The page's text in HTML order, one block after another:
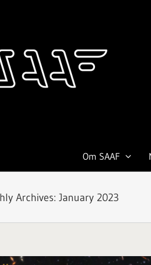
Om SAAF
Archives: January 2023